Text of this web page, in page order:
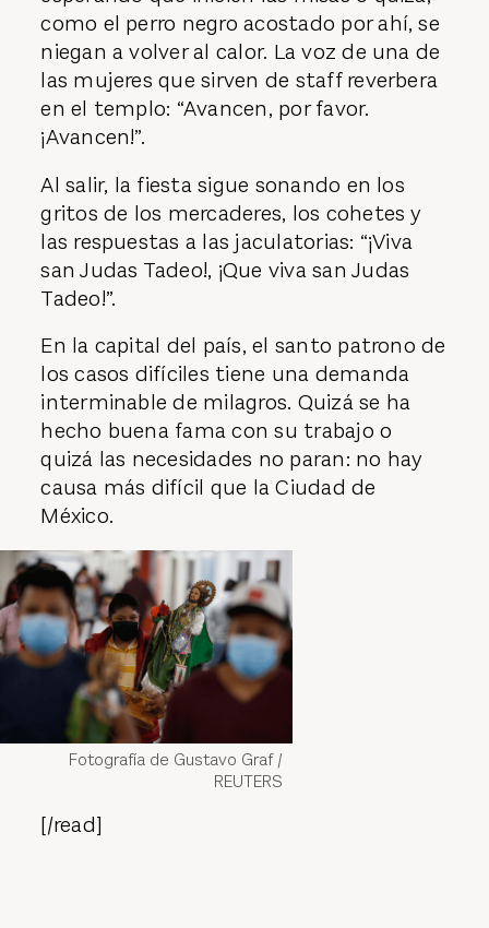
como el perro negro acostado por ahí, se
niegan a volver al calor. La voz de una de
las mujeres que sirven de staff reverbera
en el templo: “Avancen, por favor.
¡Avancen!”.
Al salir, la fiesta sigue sonando en los
gritos de los mercaderes, los cohetes y
las respuestas a las jaculatorias: “¡Viva
san Judas Tadeo!, ¡Que viva san Judas
Tadeo!”.
En la capital del país, el santo patrono de
los casos difíciles tiene una demanda
interminable de milagros. Quizá se ha
hecho buena fama con su trabajo o
quizá las necesidades no paran: no hay
causa más difícil que la Ciudad de
México.
Fotografía de Gustavo Graf /
REUTERS
[/read]